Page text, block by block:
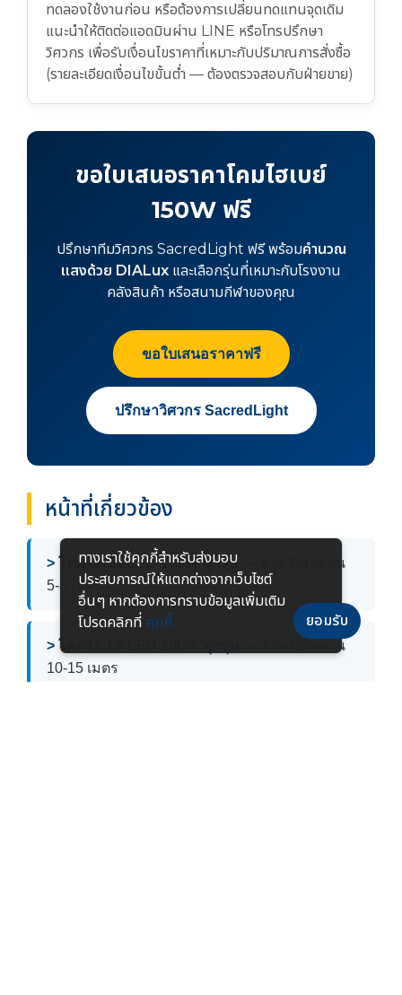
ทดลองใช้งานก่อน หรือต้องการเปลี่ยนทดแทนจุดเดิม
แนะนำให้ติดต่อแอดมินผ่าน LINE หรือโทรปรึกษา
วิศวกร เพื่อรับเงื่อนไขราคาที่เหมาะกับปริมาณการสั่งซื้อ
(รายละเอียดเงื่อนไขขั้นต่ำ — ต้องตรวจสอบกับฝ่ายขาย)
ขอใบเสนอราคาโคมไฮเบย์
150W ฟรี
ปรึกษาทีมวิศวกร SacredLight ฟรี พร้อมคำนวณ
แสงด้วย DIALux และเลือกรุ่นที่เหมาะกับโรงงาน
คลังสินค้า หรือสนามกีฬาของคุณ
ขอใบเสนอราคาฟรี
ปรึกษาวิศวกร SacredLight
หน้าที่เกี่ยวข้อง
> โคมไฮเบย์ LED 100W ทุกรุ่น — สำหรับเพดาน
5-8 เมตร
> โคมไฮเบย์ LED 200W ทุกรุ่น
— สำหรับเพดาน
10-15 เมตร
ทางเราใช้คุกกี้สําหรับส่งมอบ
ประสบการณ์ให้แตกต่างจากเว็บไซต์
อื่นๆ หากต้องการทราบข้อมูลเพิ่มเติม
โปรดคลิกที่ คุกกี้ ยอมรับ